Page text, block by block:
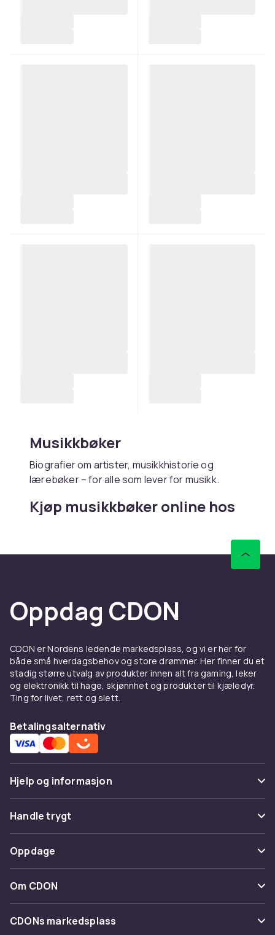
Musikkbøker
Biografier om artister, musikkhistorie og
lærebøker – for alle som lever for musikk.
Kjøp musikkbøker online hos
Oppdag CDON
CDON er Nordens ledende markedsplass, og vi er her for
både små hverdagsbehov og store drømmer. Her finner du et
stadig større utvalg av produkter innen alt fra gaming, leker
og elektronikk til hage, skjønnhet og produkter til kjæledyr.
Ting for livet, rett og slett.
Betalingsalternativ
Hjelp og informasjon
Vanlige spørsmål
Spor pakke
Angre & returner her
Kontakt oss
Handle trygt
Betaling
Levering
Tilbakekallinger
Oppdage
Kategorier
Varemerker
Om CDON
Om oss
CDONs markedsplass